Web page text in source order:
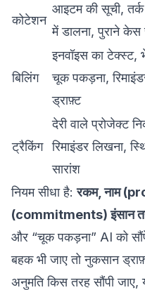
कोटेशन
आइटम की सूची, तर्क
में डालना, पुराने
बिलिंग
इनवॉइस का टेक्स्ट,
चूक पकड़ना,
ड्राफ़्ट
ट्रैकिंग
देरी वाले प्रोजेक्ट
रिमाइंडर लिखना,
सारांश
नियम सीधा है:रकम, नाम
(commitments) इंसान
और “चूक पकड़ना” AI को
बहक भी जाए तो नुकसान
अनुमति किस तरह सौंपी जाए,